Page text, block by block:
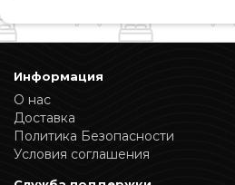
Информация
О нас
Доставка
Политика Безопасности
Условия соглашения